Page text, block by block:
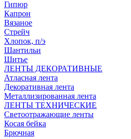
Гипюр
Капрон
Вязаное
Стрейч
Хлопок, п/э
Шантильи
Шитье
ЛЕНТЫ ДЕКОРАТИВНЫЕ
Атласная лента
Декоративная лента
Металлизированная лента
ЛЕНТЫ ТЕХНИЧЕСКИЕ
Светоотражающие ленты
Косая бейка
Брючная